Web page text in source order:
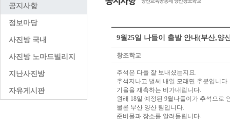
공지사항
정보마당
사진방 국내
사진방 노마드빌리지
지난사진방
자유게시판
9월25일 나들이 출발 안내(부산,양
창조학교
추석은 다들 잘 보내셨는지요.
추석지나고 벌써 내일 모래면 추분입니다.
기을을 재촉하는 비가내립니다.
원래 18일 예정된 9월나들이가 추석으로
물론 부산 양산 팀입니다.
준비물과 장소를 알려들립니다.